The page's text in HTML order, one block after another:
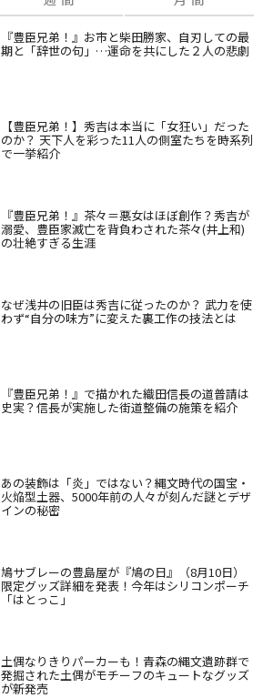
『豊臣兄弟！』お市と柴田勝家、自刃しての最
期と「辞世の句」…運命を共にした２人の悲劇
【豊臣兄弟！】秀吉は本当に「女狂い」だった
のか？ 天下人を彩った11人の側室たちを時系列
で一挙紹介
『豊臣兄弟！』茶々＝悪女はほぼ創作？秀吉が
溺愛、豊臣家滅亡を背負わされた茶々(井上和)
の壮絶すぎる生涯
なぜ浅井の旧臣は秀吉に従ったのか？ 武力を使
わず“自分の味方”に変えた裏工作の技法とは
『豊臣兄弟！』で描かれた織田信長の道普請は
史実？信長が実施した街道整備の施策を紹介
あの装飾は「炎」ではない？縄文時代の国宝・
火焔型土器、5000年前の人々が刻んだ謎とデザ
インの秘密
鳩サブレーの豊島屋が『鳩の日』（8月10日）
限定グッズ詳細を発表！今年はシリコンポーチ
「はとっこ」
土偶なりきりパーカーも！青森の縄文遺跡群で
発掘された土偶がモチーフのキュートなグッズ
が新発売